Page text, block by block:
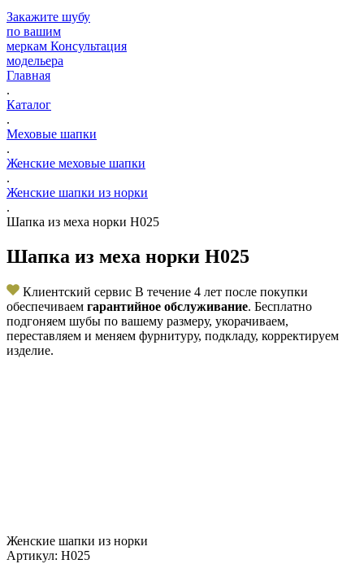
Закажите шубу
по вашим
меркам Консультация
модельера
Главная
.
Каталог
.
Меховые шапки
.
Женские меховые шапки
.
Женские шапки из норки
.
Шапка из меха норки Н025
Шапка из меха норки Н025
Клиентский сервис В течение 4 лет после покупки
обеспечиваем гарантийное обслуживание. Бесплатно
подгоняем шубы по вашему размеру, укорачиваем,
переставляем и меняем фурнитуру, подкладу, корректируем
изделие.
Женские шапки из норки
Артикул: Н025